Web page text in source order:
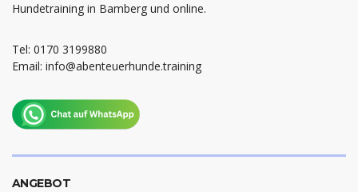
Hundetraining in Bamberg und online.
Tel: 0170 3199880
Email: info@abenteuerhunde.training
ANGEBOT